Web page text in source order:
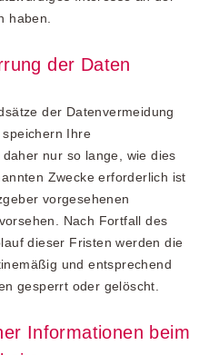
haben.
der Daten
der Datenvermeidung
Ihre
nur so lange, wie dies
Zwecke erforderlich ist
vorgesehenen
Nach Fortfall des
dieser Fristen werden die
und entsprechend
gesperrt oder gelöscht.
Informationen beim